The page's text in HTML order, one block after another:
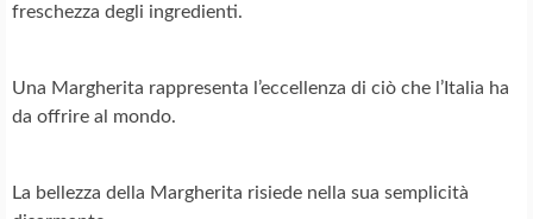
freschezza degli ingredienti.
Una Margherita rappresenta l’eccellenza di ciò che l’Italia ha
da offrire al mondo.
La bellezza della Margherita risiede nella sua semplicità